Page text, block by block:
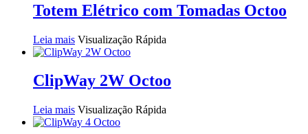
Totem Elétrico com Tomadas Octoo
Leia mais Visualização Rápida
ClipWay 2W Octoo
Leia mais Visualização Rápida